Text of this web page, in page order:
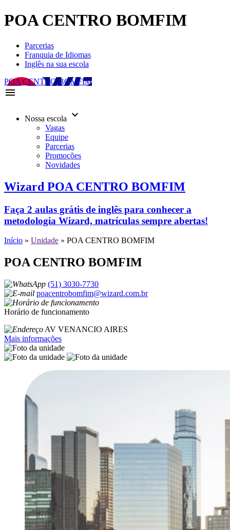
POA CENTRO BOMFIM
Parcerias
Franquia de Idiomas
Inglês na sua escola
POA CENTRO BOMFIM
menu
Nossa escola keyboard_arrow_down
Vagas
Equipe
Parcerias
Promoções
Novidades
Wizard POA CENTRO BOMFIM
Faça 2 aulas grátis de inglês para conhecer a
metodologia Wizard, matrículas sempre abertas!
Início » Unidade » POA CENTRO BOMFIM
POA CENTRO BOMFIM
(51) 3030-7730
poacentrobomfim@wizard.com.br
Horário de funcionamento
AV VENANCIO AIRES
Mais informações